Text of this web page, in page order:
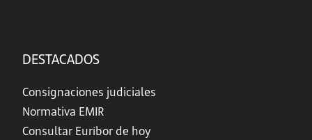
DESTACADOS
Consignaciones judiciales
Normativa EMIR
Consultar Euríbor de hoy